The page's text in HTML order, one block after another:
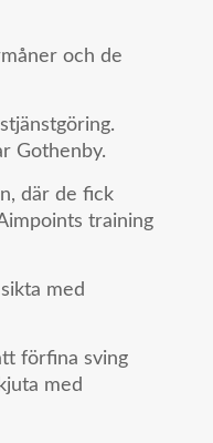
och de
Gothenby.
där de fick
training
med
förfina sving
med